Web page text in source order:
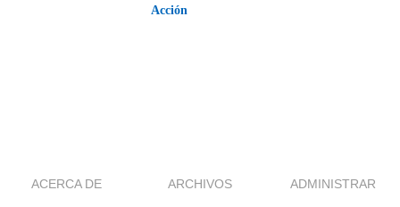
Acción
ACERCA DE ARCHIVOS ADMINISTRAR